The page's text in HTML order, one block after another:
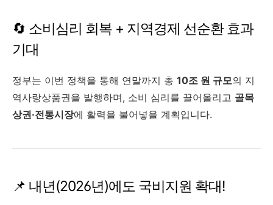
🔄 소비심리 회복 + 지역경제 선순환 효과
기대
정부는 이번 정책을 통해 연말까지 총 10조 원 규모의 지
역사랑상품권을 발행하며, 소비 심리를 끌어올리고 골목
상권·전통시장에 활력을 불어넣을 계획입니다.
📌 내년(2026년)에도 국비지원 확대!